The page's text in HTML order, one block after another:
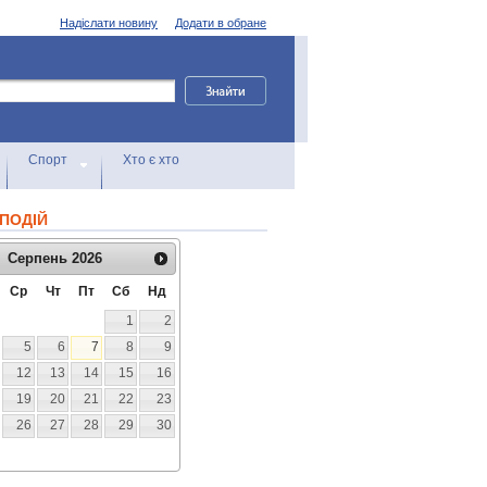
Додати в обране
Надіслати новину
Спорт Хто є хто
Серпень 2026
Ср Чт Пт Сб
Нд
1
2
5 6 7 8
9
12 13 14 15
16
19 20 21 22
23
26 27 28 29
30